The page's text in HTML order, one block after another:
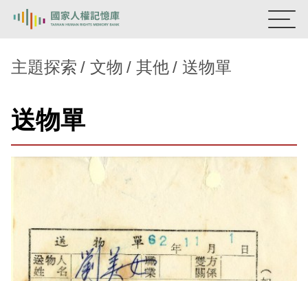
新生訓導處
主題探索
關於我們
意見信箱
主題探索 文物 其他 送物單
送物單